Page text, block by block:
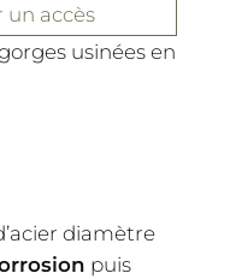
un accès
usinées en
diamètre
puis